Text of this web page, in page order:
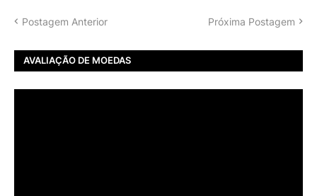
Postagem Anterior Próxima Postagem
AVALIAÇÃO DE MOEDAS